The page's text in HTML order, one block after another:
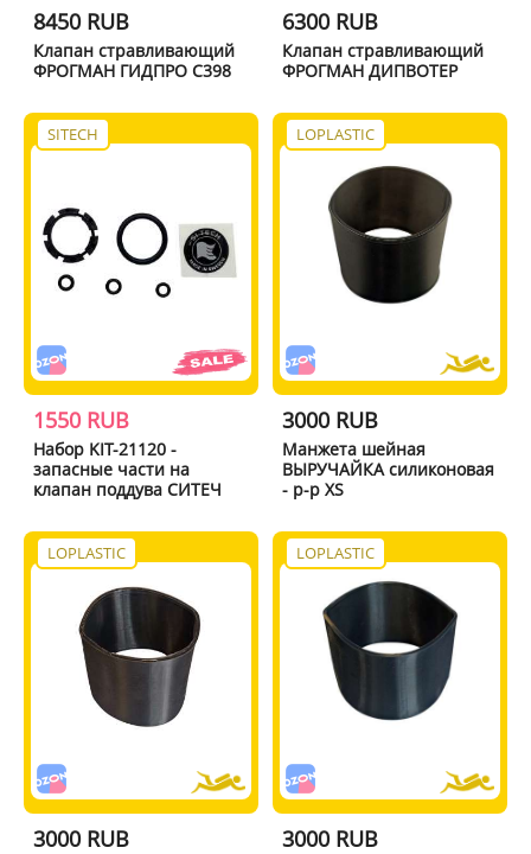
8450 RUB
Клапан стравливающий
ФРОГМАН ГИДПРО C398
6300 RUB
Клапан стравливающий
ФРОГМАН ДИПВОТЕР
SITECH
1550 RUB
Набор KIT-21120 -
запасные части на
клапан поддува СИТЕЧ
LOPLASTIC
3000 RUB
Манжета шейная
ВЫРУЧАЙКА силиконовая
- р-р XS
LOPLASTIC
3000 RUB
LOPLASTIC
3000 RUB